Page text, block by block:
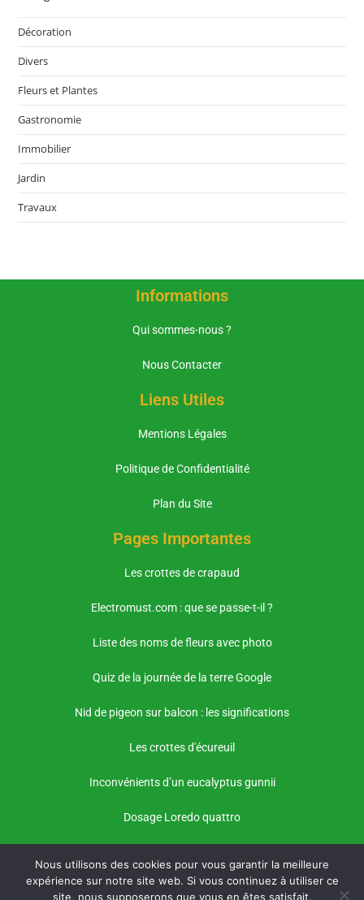
Décoration
Divers
Fleurs et Plantes
Gastronomie
Immobilier
Jardin
Travaux
Informations
Qui sommes-nous ?
Nous Contacter
Liens Utiles
Mentions Légales
Politique de Confidentialité
Plan du Site
Pages Importantes
Les crottes de crapaud
Electromust.com : que se passe-t-il ?
Liste des noms de fleurs avec photo
Quiz de la journée de la terre Google
Nid de pigeon sur balcon : les significations
Les crottes d'écureuil
Inconvénients d’un eucalyptus gunnii
Dosage Loredo quattro
Nous utilisons des cookies pour vous garantir la meilleure
expérience sur notre site web. Si vous continuez à utiliser ce
site, nous supposerons que vous en êtes satisfait.